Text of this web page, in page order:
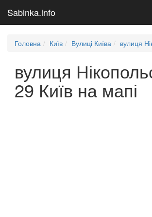
Sabinka.info
Головна Київ Вулиці Київа вулиця
вулиця
29 Київ на мапі